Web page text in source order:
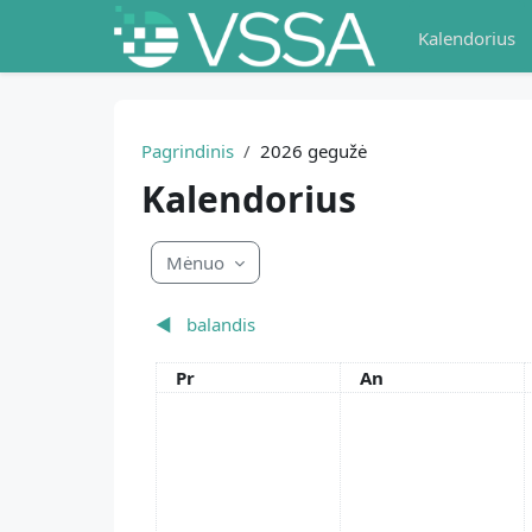
Pereiti į pagrindinį turinį
Kalendorius
Pagrindinis
2026 gegužė
Kalendorius
Mėnuo
◀︎ balandis
Pirmadienis
Pr Antradienis
An